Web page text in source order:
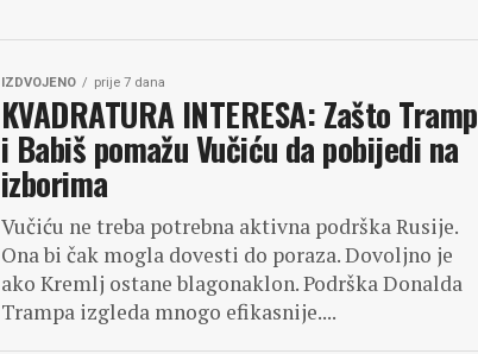
IZDVOJENO prije 7 dana
KVADRATURA INTERESA: Zašto Tramp
i Babiš pomažu Vučiću da pobijedi na
izborima
Vučiću ne treba potrebna aktivna podrška Rusije.
Ona bi čak mogla dovesti do poraza. Dovoljno je
ako Kremlj ostane blagonaklon. Podrška Donalda
Trampa izgleda mnogo efikasnije....